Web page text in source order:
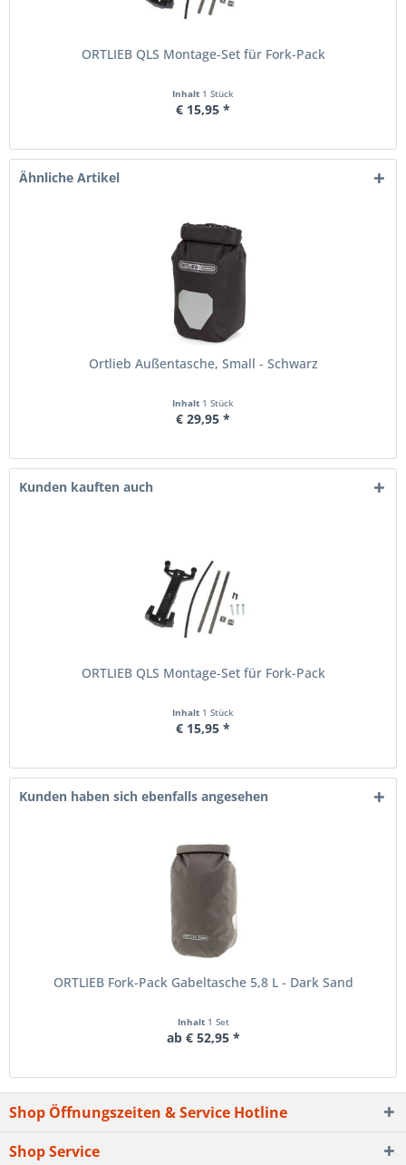
ORTLIEB QLS Montage-Set für Fork-Pack
Inhalt 1 Stück
€ 15,95 *
Ähnliche Artikel
Ortlieb Außentasche, Small - Schwarz
Inhalt 1 Stück
€ 29,95 *
Kunden kauften auch
ORTLIEB QLS Montage-Set für Fork-Pack
Inhalt 1 Stück
€ 15,95 *
Kunden haben sich ebenfalls angesehen
ORTLIEB Fork-Pack Gabeltasche 5,8 L - Dark Sand
Inhalt 1 Set
ab € 52,95 *
Shop Öffnungszeiten & Service Hotline
Shop Service